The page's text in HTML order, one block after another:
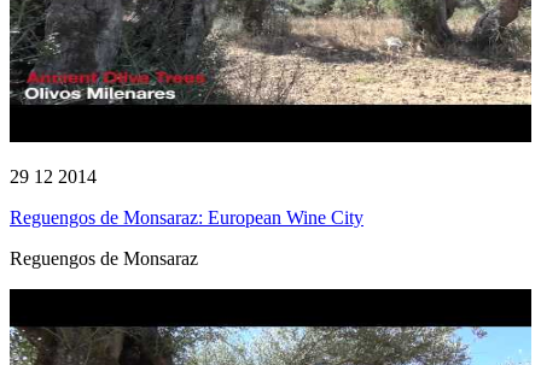
29 12 2014
Reguengos de Monsaraz: European Wine City
Reguengos de Monsaraz